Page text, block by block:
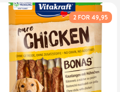
2 FOR 49,95